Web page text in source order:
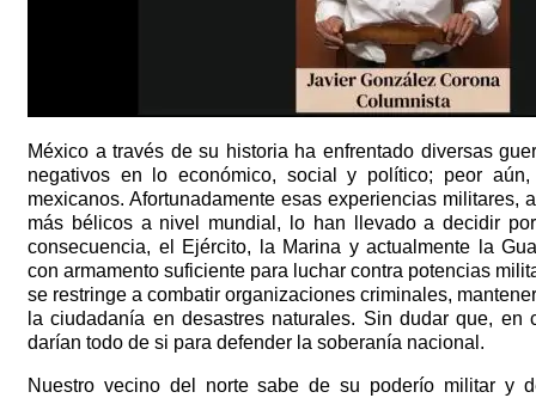
México a través de su historia ha enfrentado diversas
negativos en lo económico, social y político; peor
mexicanos. Afortunadamente esas experiencias militares,
más bélicos a nivel mundial, lo han llevado a decidir
consecuencia, el Ejército, la Marina y actualmente la
con armamento suficiente para luchar contra potencias
se restringe a combatir organizaciones criminales,
la ciudadanía en desastres naturales. Sin dudar que, en
darían todo de si para defender la soberanía nacional.
Nuestro vecino del norte sabe de su poderío militar y